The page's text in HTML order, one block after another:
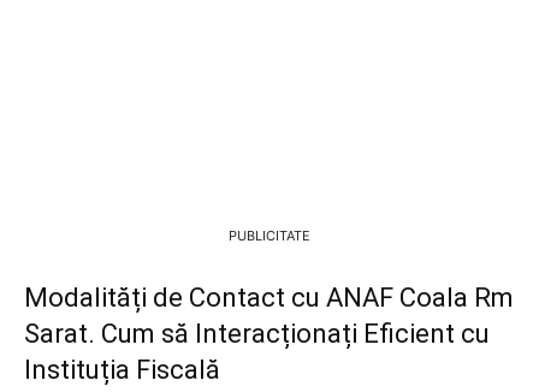
PUBLICITATE
Modalități de Contact cu ANAF Coala Rm
Sarat. Cum să Interacționați Eficient cu
Instituția Fiscală